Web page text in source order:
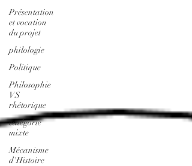
Présentation
et vocation
du projet
philologie
Politique
Philosophie
VS
rhétorique
catégorie
mixte
Mécanisme
d'Histoire